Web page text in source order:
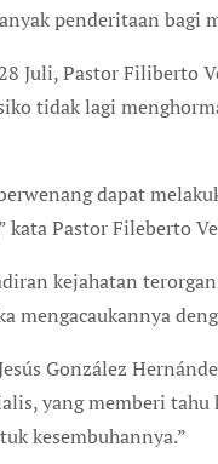
penderitaan bagi
Juli, Pastor Filiberto
tidak lagi
dapat
kata Pastor Fileberto
kejahatan
mengacaukannya
González
yang memberi
kesembuhannya.”